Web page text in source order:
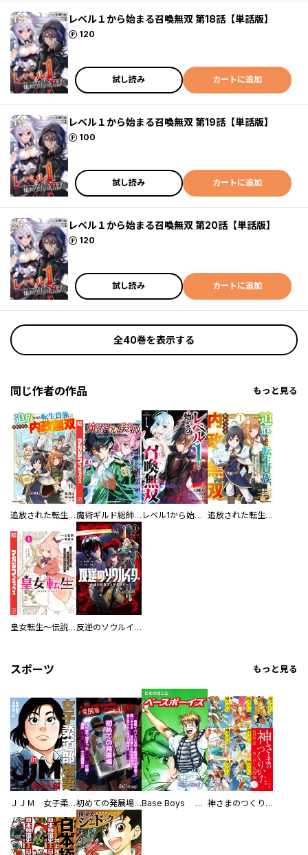
レベル１から始まる召喚無双 第18話【単話版】
120
ポイント
試し読み カートに追加
レベル１から始まる召喚無双 第19話【単話版】
100
ポイント
試し読み カートに追加
レベル１から始まる召喚無双 第20話【単話版】
120
ポイント
試し読み カートに追加
全40巻を表示する
同じ作者の作品 もっと見る
追放された転生貴族、外れスキルで内政無双～気ままに領地運営するはずが、スキル『ガチャ』のお陰で最強領地を作り上げてしまった～【分冊版】 魔術ギルド総帥～生まれ変わって今更やり直す２度目の学院生活～ レベル1から始まる召喚無双 THE COMIC 追放された転生貴族、外れスキルで内政無双～気ままに領地運営するはずが、スキル『ガチャ』のお陰で最強領地を作り上げてしまった～
皇女転生～伝説の大魔導士（♂）、姫騎士となりて伝説の令嬢騎士団を作り無双する～ 反逆のソウルイーター -魂の捕食者と少女たち-
スポーツ もっと見る
ＪＪＭ 女子柔道部物語 社会人編 初めての発展場 【白抜き修正版】 Base Boys 新装版 神さまのつくりかた。スーパー大合本